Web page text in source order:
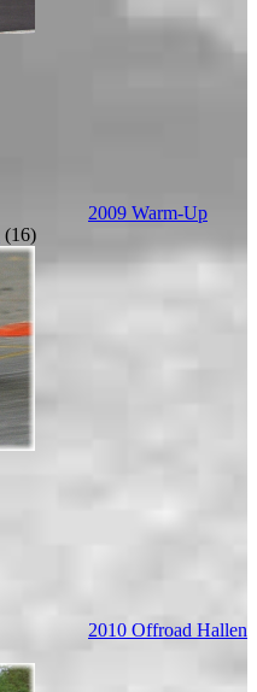
2009 Warm-Up
(16)
2010 Offroad Hallen